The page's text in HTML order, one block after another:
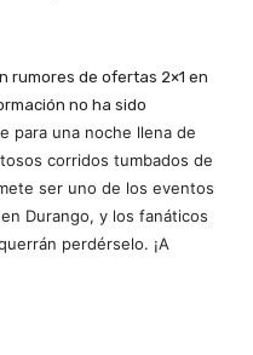
rumores de ofertas 2×1 en
no ha sido
para una noche llena de
corridos tumbados de
ser uno de los eventos
Durango, y los fanáticos
perdérselo. ¡A